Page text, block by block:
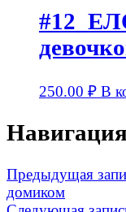
250.00 ₽ В
Предыдущая
домиком